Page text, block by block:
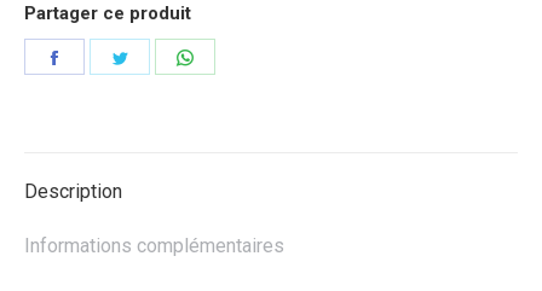
Partager ce produit
Partager Partager
Description
Informations complémentaires